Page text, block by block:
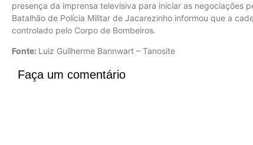
presença da imprensa televisiva para iniciar as negociações
Batalhão de Polícia Militar de Jacarezinho informou que a
controlado pelo Corpo de Bombeiros.
Fonte: Luiz Guilherme Bannwart – Tanosite
Faça um comentário